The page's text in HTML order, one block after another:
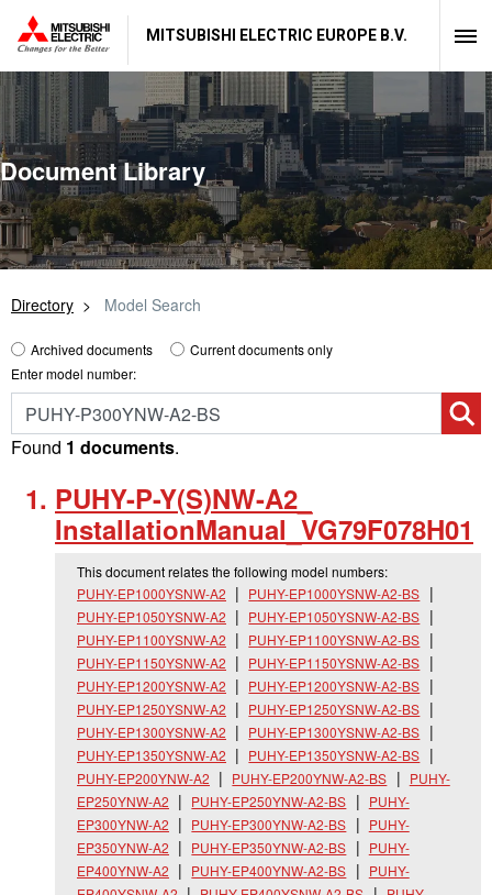
MITSUBISHI ELECTRIC EUROPE B.V.
Document Library
Directory Model Search
Archived documents
Current documents only
Enter model number:
Found 1 documents.
PUHY-P-Y(S)NW-A2_
InstallationManual_ VG79F078H01
This document relates the following model numbers:
PUHY-EP1000YSNW-A2
PUHY-EP1000YSNW-A2-BS
PUHY-EP1050YSNW-A2
PUHY-EP1050YSNW-A2-BS
PUHY-EP1100YSNW-A2
PUHY-EP1100YSNW-A2-BS
PUHY-EP1150YSNW-A2
PUHY-EP1150YSNW-A2-BS
PUHY-EP1200YSNW-A2
PUHY-EP1200YSNW-A2-BS
PUHY-EP1250YSNW-A2
PUHY-EP1250YSNW-A2-BS
PUHY-EP1300YSNW-A2
PUHY-EP1300YSNW-A2-BS
PUHY-EP1350YSNW-A2
PUHY-EP1350YSNW-A2-BS
PUHY-EP200YNW-A2
PUHY-EP200YNW-A2-BS
PUHY-
EP250YNW-A2
PUHY-EP250YNW-A2-BS
PUHY-
EP300YNW-A2
PUHY-EP300YNW-A2-BS
PUHY-
EP350YNW-A2
PUHY-EP350YNW-A2-BS
PUHY-
EP400YNW-A2
PUHY-EP400YNW-A2-BS
PUHY-